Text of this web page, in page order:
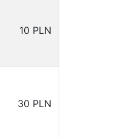
10 PLN
30 PLN